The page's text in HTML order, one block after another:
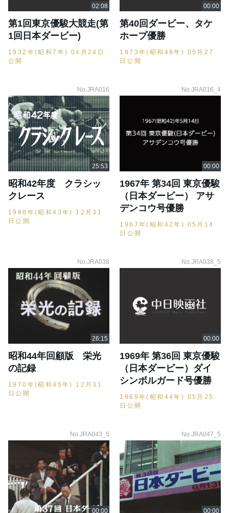
第1回東京優駿大競走(第
1回日本ダービー)
1932年(昭和7年) 04月24日
公開
第40回ダービー、タケ
ホープ優勝
1973年(昭和48年) 05月27
日公開
No.JRA016
昭和42年度 クラシッ
クレース
1968年(昭和43年) 12月31
日公開
No.JRA016_4
1967年 第34回 東京優駿
（日本ダービー） アサ
デンコウ号優勝
1967年(昭和42年) 05月14
日公開
No.JRA038
昭和44年回顧版 栄光
の記録
1970年(昭和45年) 12月31
日公開
No.JRA038_5
1969年 第36回 東京優駿
（日本ダービー）ダイ
シンボルガード号優勝
1969年(昭和44年) 05月25
日公開
No.JRA043_5 No.JRA047_5